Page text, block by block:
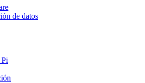
de datos